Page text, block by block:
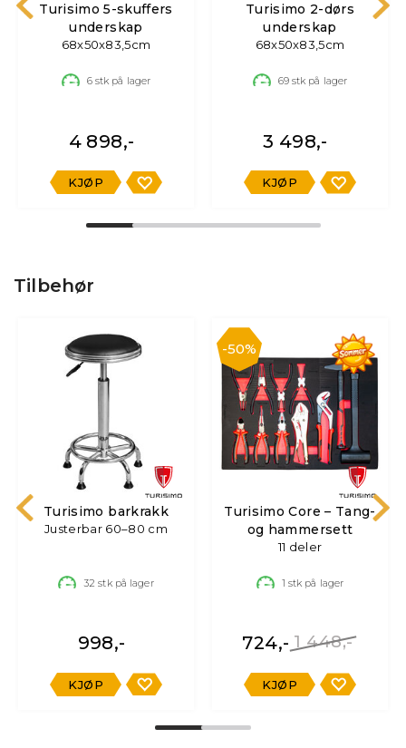
Turisimo 5-skuffers
underskap
68x50x83,5cm
6stk på lager
4 898,-
KJØP
Turisimo 2-dørs
underskap
68x50x83,5cm
69stk på lager
3 498,-
KJØP
Tilbehør
Turisimo barkrakk
Justerbar 60–80 cm
32 stk på lager
998,-
KJØP
50%
Turisimo Core – Tang-
og hammersett
11 deler
1 stk på lager
1 448,-
724,-
KJØP